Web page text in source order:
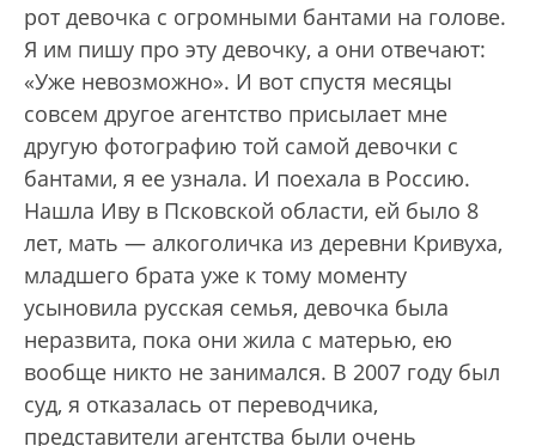
рот девочка с огромными бантами на голове.
Я им пишу про эту девочку, а они отвечают:
«Уже невозможно». И вот спустя месяцы
совсем другое агентство присылает мне
другую фотографию той самой девочки с
бантами, я ее узнала. И поехала в Россию.
Нашла Иву в Псковской области, ей было 8
лет, мать — алкоголичка из деревни Кривуха,
младшего брата уже к тому моменту
усыновила русская семья, девочка была
неразвита, пока они жила с матерью, ею
вообще никто не занимался. В 2007 году был
суд, я отказалась от переводчика,
представители агентства были очень